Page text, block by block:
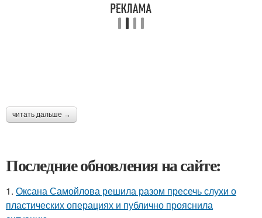
читать дальше →
Последние обновления на сайте:
1. Оксана Самойлова решила разом пресечь слухи о
пластических операциях и публично прояснила